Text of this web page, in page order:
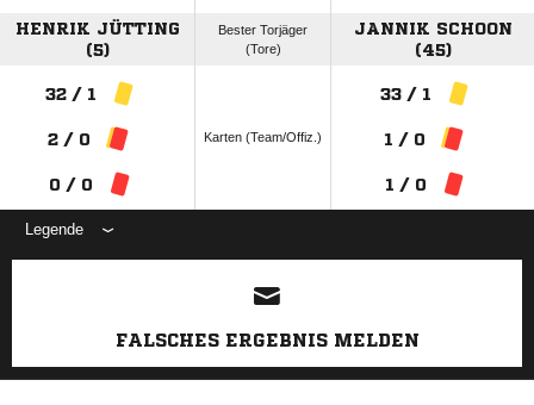
HENRIK JÜTTING
(5)
Bester Torjäger
(Tore)
JANNIK SCHOON
(45)
32 / 1
2 / 0
0 / 0
Karten (Team/Offiz.)
33 / 1
1 / 0
1 / 0
Legende
ANZEIGE
FALSCHES ERGEBNIS MELDEN